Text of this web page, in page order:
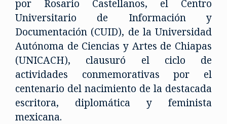
por Rosario Castellanos, el Centro
Universitario de Información y
Documentación (CUID), de la Universidad
Autónoma de Ciencias y Artes de Chiapas
(UNICACH), clausuró el ciclo de
actividades conmemorativas por el
centenario del nacimiento de la destacada
escritora, diplomática y feminista
mexicana.